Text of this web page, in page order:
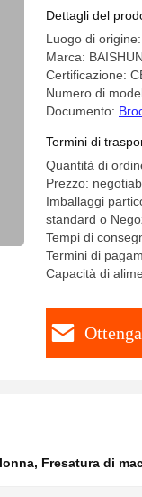
Dettagli del
Luogo di
Marca:
Certificazione:
Numero di
Documento:
Termini di
Quantità di
Prezzo:
Imballaggi
standard o
Tempi di
Termini di
Capacità di
, Fresatura di